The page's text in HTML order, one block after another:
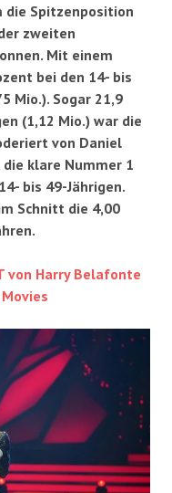
die Spitzenposition
zweiten
Mit einem
bei den 14- bis
Mio.). Sogar 21,9
(1,12 Mio.) war die
von Daniel
klare Nummer 1
bis 49-Jährigen.
Schnitt die 4,00
von Harry Belafonte